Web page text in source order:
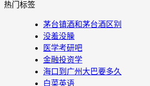
热门标签
茅台镇酒和茅台酒区别
没羞没臊
医学考研吧
金融投资学
海口到广州大巴要多久
白菜英语